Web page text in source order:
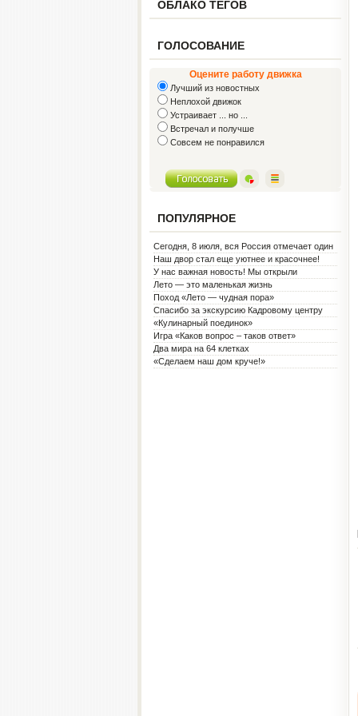
ОБЛАКО ТЕГОВ
ГОЛОСОВАНИЕ
Оцените работу движка
Лучший из новостных
Неплохой движок
Устраивает ... но ...
Встречал и получше
Совсем не понравился
ПОПУЛЯРНОЕ
Сегодня, 8 июля, вся Россия отмечает один
из самых светлых праздников — День
семьи, любви и верности!
Наш двор стал еще уютнее и красочнее!
У нас важная новость! Мы открыли
Социальную гостиную.
Лето — это маленькая жизнь
Поход «Лето — чудная пора»
Спасибо за экскурсию Кадровому центру
«Кулинарный поединок»
Игра «Каков вопрос – таков ответ»
Два мира на 64 клетках
«Сделаем наш дом круче!»